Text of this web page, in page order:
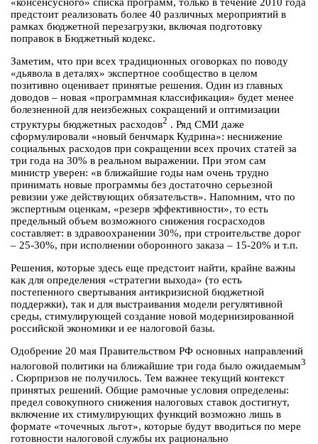
предстоит реализовать более 40 различных мероприятий в
рамках бюджетной перезагрузки, включая подготовку
поправок в Бюджетный кодекс.
Заметим, что при всех традиционных оговорках по поводу
«дьявола в деталях» экспертное сообщество в целом
позитивно оценивает принятые решения. Один из главных
доводов – новая «программная классификация» будет менее
болезненной для неизбежных сокращений и оптимизации
структуры бюджетных расходов2 . Ряд СМИ даже
сформулировали «новый бенчмарк Кудрина»: неснижение
социальных расходов при сокращении всех прочих статей за
три года на 30% в реальном выражении. При этом сам
министр уверен: «в ближайшие годы нам очень трудно
принимать новые программы без достаточно серьезной
ревизии уже действующих обязательств». Напомним, что по
экспертным оценкам, «резерв эффективности», то есть
предельный объем возможного снижения госрасходов
составляет: в здравоохранении 30%, при строительстве дорог
– 25-30%, при исполнении оборонного заказа – 15-20% и т.п.
Решения, которые здесь еще предстоит найти, крайне важны
как для определения «стратегии выхода» (то есть
постепенного свертывания антикризисной бюджетной
поддержки), так и для выстраивания модели регулятивной
среды, стимулирующей создание новой модернизированной
российской экономики и ее налоговой базы.
Одобрение 20 мая Правительством РФ основных направлений
налоговой политики на ближайшие три года было ожидаемым3
. Сюрпризов не получилось. Тем важнее текущий контекст
принятых решений. Общие рамочные условия определены:
предел совокупного снижения налоговых ставок достигнут,
включение их стимулирующих функций возможно лишь в
формате «точечных льгот», которые будут вводиться по мере
готовности налоговой службы их рационально